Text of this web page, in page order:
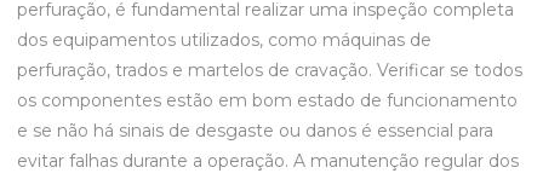
perfuração, é fundamental realizar uma inspeção completa
dos equipamentos utilizados, como máquinas de
perfuração, trados e martelos de cravação. Verificar se todos
os componentes estão em bom estado de funcionamento
e se não há sinais de desgaste ou danos é essencial para
evitar falhas durante a operação. A manutenção regular dos